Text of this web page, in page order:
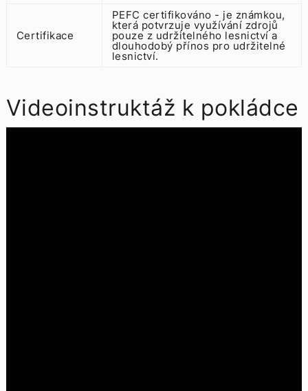
Certifikace
PEFC certifikováno - je známkou,
která potvrzuje využívání zdrojů
pouze z udržitelného lesnictví a
dlouhodobý přínos pro udržitelné
lesnictví.
Videoinstruktáž k pokládce